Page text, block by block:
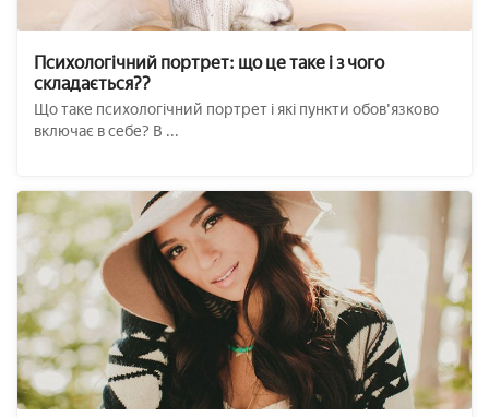
Психологічний портрет: що це таке і з чого
складається??
Що таке психологічний портрет і які пункти обов'язково
включає в себе? В ...